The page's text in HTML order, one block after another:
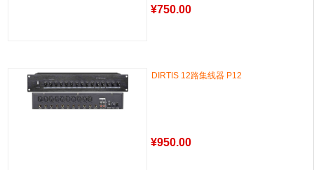
¥750.00
DIRTIS 12路集线器 P12
¥950.00